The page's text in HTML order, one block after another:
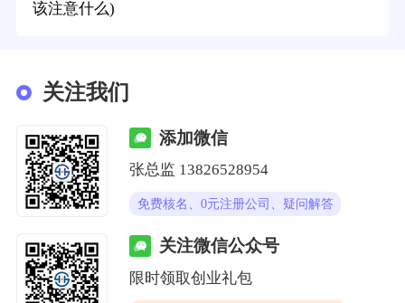
该注意什么)
关注我们
添加微信
张总监 13826528954
免费核名、0元注册公司、疑问解答
关注微信公众号
限时领取创业礼包